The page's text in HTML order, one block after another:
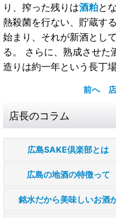
り、搾った残りは酒粕と
熱殺菌を行ない、貯蔵す
始まり、それが新酒とし
る。 さらに、熟成させた
造りは約一年という長丁
前へ
店長のコラム
広島SAKE倶楽部とは
広島の地酒の特徴って
銘水だから美味しいお酒